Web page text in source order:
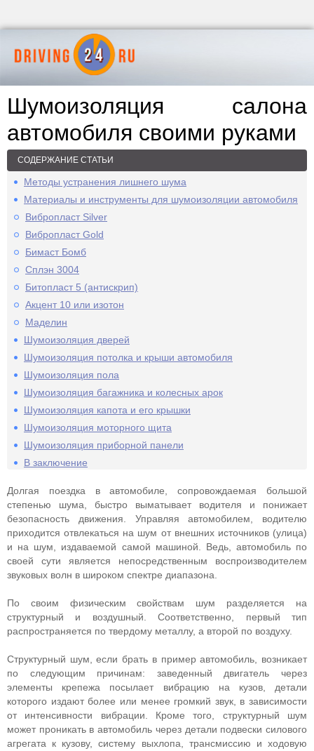
Шумоизоляция салона
автомобиля своими руками
СОДЕРЖАНИЕ СТАТЬИ
Методы устранения лишнего шума
Материалы и инструменты для шумоизоляции автомобиля
Вибропласт Silver
Вибропласт Gold
Бимаст Бомб
Сплэн 3004
Битопласт 5 (антискрип)
Акцент 10 или изотон
Маделин
Шумоизоляция дверей
Шумоизоляция потолка и крыши автомобиля
Шумоизоляция пола
Шумоизоляция багажника и колесных арок
Шумоизоляция капота и его крышки
Шумоизоляция моторного щита
Шумоизоляция приборной панели
В заключение
Долгая поездка в автомобиле, сопровождаемая большой
степенью шума, быстро выматывает водителя и понижает
безопасность движения. Управляя автомобилем, водителю
приходится отвлекаться на шум от внешних источников (улица)
и на шум, издаваемой самой машиной. Ведь, автомобиль по
своей сути является непосредственным воспроизводителем
звуковых волн в широком спектре диапазона.
По своим физическим свойствам шум разделяется на
структурный и воздушный. Соответственно, первый тип
распространяется по твердому металлу, а второй по воздуху.
Структурный шум, если брать в пример автомобиль, возникает
по следующим причинам: заведенный двигатель через
элементы крепежа посылает вибрацию на кузов, детали
которого издают более или менее громкий звук, в зависимости
от интенсивности вибрации. Кроме того, структурный шум
может проникать в автомобиль через детали подвески силового
агрегата к кузову, систему выхлопа, трансмиссию и ходовую